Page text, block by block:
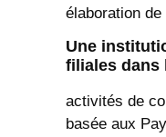
élaboration
Une
filiales dans
activités de
basée aux